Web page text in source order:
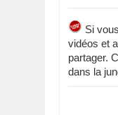
Si
vidéos et
partager.
dans la